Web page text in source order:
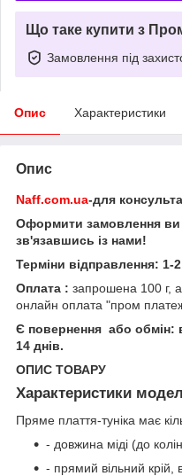
Що таке купити з
Замовлення під
Опис Характеристики
Опис
Naff.com.ua-для
Оформити замовлення ви
зв'язавшись із нами!
Терміни відправлення: 1-2
Оплата : запрошена 100 г,
онлайн оплата "пром
Є повернення або обмін:
14 днів.
ОПИС ТОВАРУ
Характеристики
Пряме плаття-туніка має
- довжина міді (до
- прямий вільний крій,